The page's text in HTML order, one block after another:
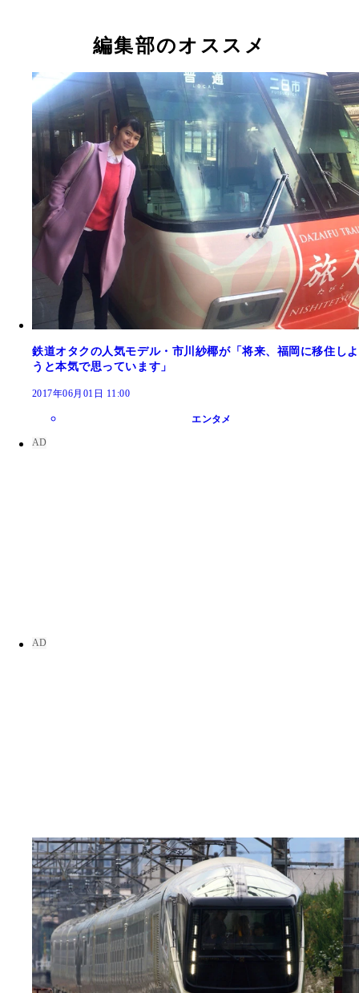
編集部のオススメ
鉄道オタクの人気モデル・市川紗椰が「将来、福岡に移住しよ
うと本気で思っています」
2017年06月01日 11:00
エンタメ